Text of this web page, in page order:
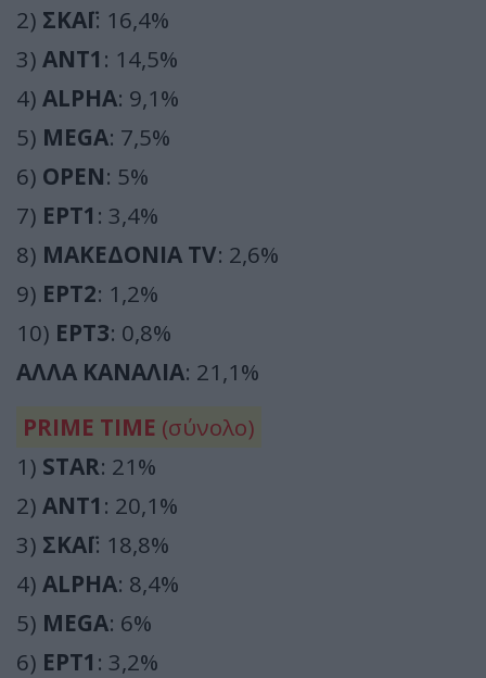
2) ΣΚΑΪ: 16,4%
3) ΑΝΤ1 : 14,5%
4) ALPHA: 9,1%
5) MEGA: 7,5%
6) OPEN: 5%
7) ΕΡΤ1 : 3,4%
8) ΜΑΚΕΔΟΝΙΑ TV: 2,6%
9) ΕΡΤ2: 1,2%
10) ΕΡΤ3: 0,8%
ΑΛΛΑ ΚΑΝΑΛΙΑ: 21,1%
PRIME TIME (σύνολο)
1) STAR: 21%
2) ΑΝΤ1 : 20,1%
3) ΣΚΑΪ: 18,8%
4) ALPHA: 8,4%
5) MEGA: 6%
6) ΕΡΤ1 : 3,2%